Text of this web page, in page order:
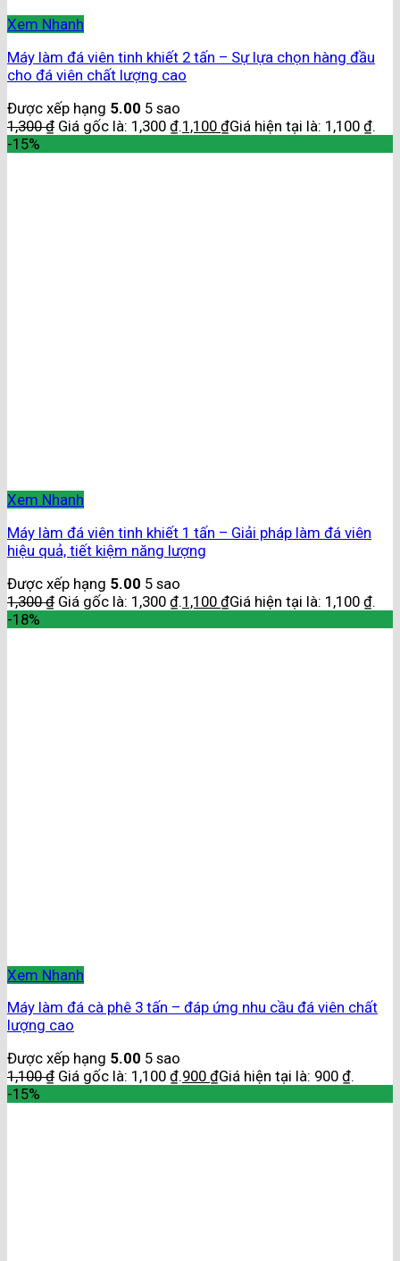
Xem Nhanh
Máy làm đá viên tinh khiết 2 tấn – Sự lựa chọn hàng đầu
cho đá viên chất lượng cao
Được xếp hạng 5.00 5 sao
1,300₫ Giá gốc là: 1,300 ₫.1,100 ₫Giá hiện tại là: 1,100 ₫.
-15%
Xem Nhanh
Máy làm đá viên tinh khiết 1 tấn – Giải pháp làm đá viên
hiệu quả, tiết kiệm năng lượng
Được xếp hạng 5.00 5 sao
1,300₫ Giá gốc là: 1,300 ₫.1,100 ₫Giá hiện tại là: 1,100 ₫.
-18%
Xem Nhanh
Máy làm đá cà phê 3 tấn – đáp ứng nhu cầu đá viên chất
lượng cao
Được xếp hạng 5.00 5 sao
1,100₫ Giá gốc là: 1,100 ₫.900 ₫Giá hiện tại là: 900 ₫.
-15%